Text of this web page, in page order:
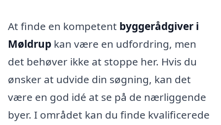
At finde en kompetent byggerådgiver i
Møldrup kan være en udfordring, men
det behøver ikke at stoppe her. Hvis du
ønsker at udvide din søgning, kan det
være en god idé at se på de nærliggende
byer. I området kan du finde kvalificerede